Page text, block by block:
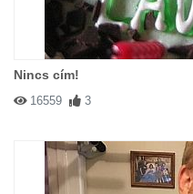
Nincs cím!
16559 3